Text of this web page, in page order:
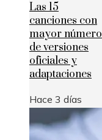
Las 15
canciones con
mayor número
de versiones
oficiales y
adaptaciones
Hace 3 días